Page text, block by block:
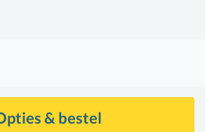
& bestel